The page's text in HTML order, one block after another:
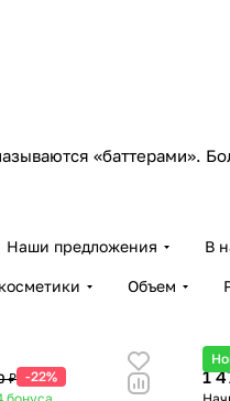
«баттерами».
Наши предложения В
Объем
₽ -22%
1